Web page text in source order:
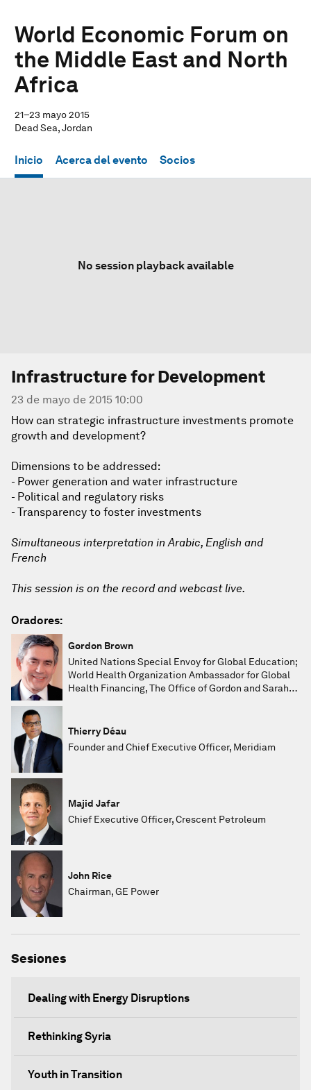
World Economic Forum on
the Middle East and North
Africa
21–23 mayo 2015
Dead Sea, Jordan
Inicio Acerca del evento Socios
No session playback available
Infrastructure for Development
23 de mayo de 2015 10:00
How can strategic infrastructure investments promote
growth and development?
Dimensions to be addressed:
- Power generation and water infrastructure
- Political and regulatory risks
- Transparency to foster investments
Simultaneous interpretation in Arabic, English and
French
This session is on the record and webcast live.
Oradores:
Gordon Brown
United Nations Special Envoy for Global Education;
World Health Organization Ambassador for Global
Health Financing, The Office of Gordon and Sarah
Thierry Déau
Founder and Chief Executive Officer, Meridiam
Majid Jafar
Chief Executive Officer, Crescent Petroleum
John Rice
Chairman, GE Power
Sesiones
Dealing with Energy Disruptions
Rethinking Syria
Youth in Transition